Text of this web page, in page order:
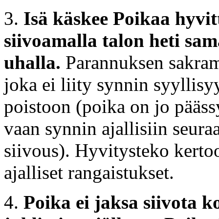
3. Isä käskee Poikaa
siivoamalla talon heti
uhalla. Parannuksen
joka ei liity synnin
poistoon (poika on jo
vaan synnin ajallisiin
siivous). Hyvitysteko
ajalliset rangaistukset.
4. Poika ei jaksa siivota